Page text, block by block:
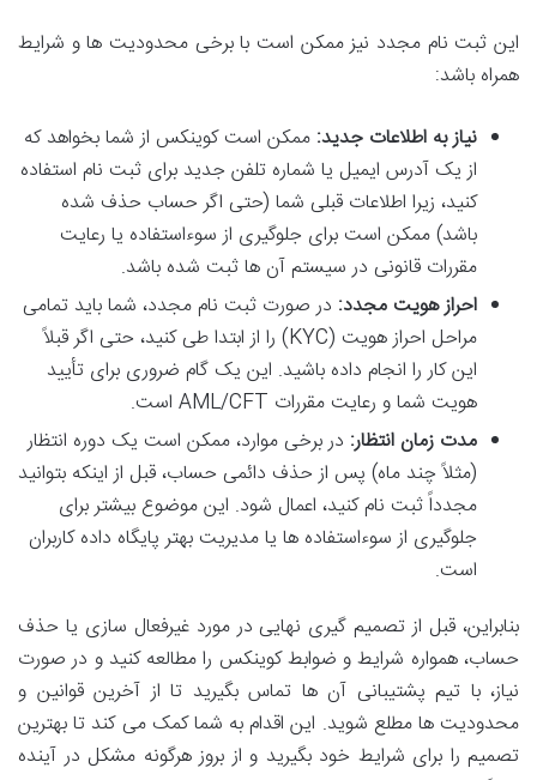
این ثبت نام مجدد نیز ممکن است با برخی محدودیت ها و شرایط
همراه باشد:
نیاز به اطلاعات جدید: ممکن است کوینکس از شما بخواهد که
از یک آدرس ایمیل یا شماره تلفن جدید برای ثبت نام استفاده
کنید، زیرا اطلاعات قبلی شما (حتی اگر حساب حذف شده
باشد) ممکن است برای جلوگیری از سوءاستفاده یا رعایت
مقررات قانونی در سیستم آن ها ثبت شده باشد.
احراز هویت مجدد: در صورت ثبت نام مجدد، شما باید تمامی
مراحل احراز هویت (KYC) را از ابتدا طی کنید، حتی اگر قبلاً
این کار را انجام داده باشید. این یک گام ضروری برای تأیید
هویت شما و رعایت مقررات AML/CFT است.
مدت زمان انتظار: در برخی موارد، ممکن است یک دوره انتظار
(مثلاً چند ماه) پس از حذف دائمی حساب، قبل از اینکه بتوانید
مجدداً ثبت نام کنید، اعمال شود. این موضوع بیشتر برای
جلوگیری از سوءاستفاده ها یا مدیریت بهتر پایگاه داده کاربران
است.
بنابراین، قبل از تصمیم گیری نهایی در مورد غیرفعال سازی یا حذف
حساب، همواره شرایط و ضوابط کوینکس را مطالعه کنید و در صورت
نیاز، با تیم پشتیبانی آن ها تماس بگیرید تا از آخرین قوانین و
محدودیت ها مطلع شوید. این اقدام به شما کمک می کند تا بهترین
تصمیم را برای شرایط خود بگیرید و از بروز هرگونه مشکل در آینده